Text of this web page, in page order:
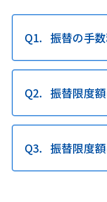
振替の手
振替限度額
振替限度